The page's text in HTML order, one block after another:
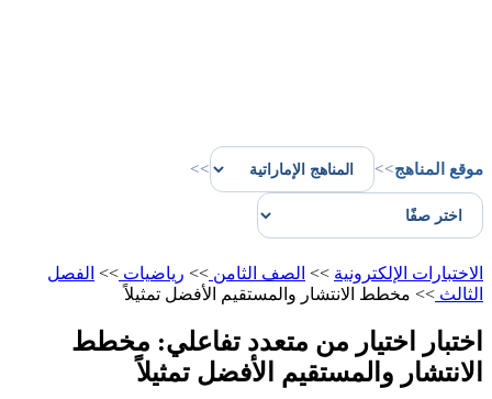
موقع المناهج>>
>>
الاختبارات الإلكترونية >> الصف الثامن >> رياضيات >> الفصل
الثالث >> مخطط الانتشار والمستقيم الأفضل تمثيلاً
اختبار اختيار من متعدد تفاعلي: مخطط
الانتشار والمستقيم الأفضل تمثيلاً